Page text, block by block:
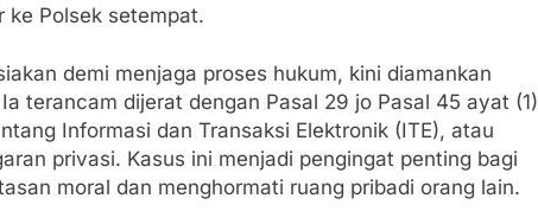
ke Polsek setempat.
demi menjaga proses hukum, kini diamankan
terancam dijerat dengan Pasal 29 jo Pasal 45 ayat (1)
Informasi dan Transaksi Elektronik (ITE), atau
privasi. Kasus ini menjadi pengingat penting bagi
moral dan menghormati ruang pribadi orang lain.